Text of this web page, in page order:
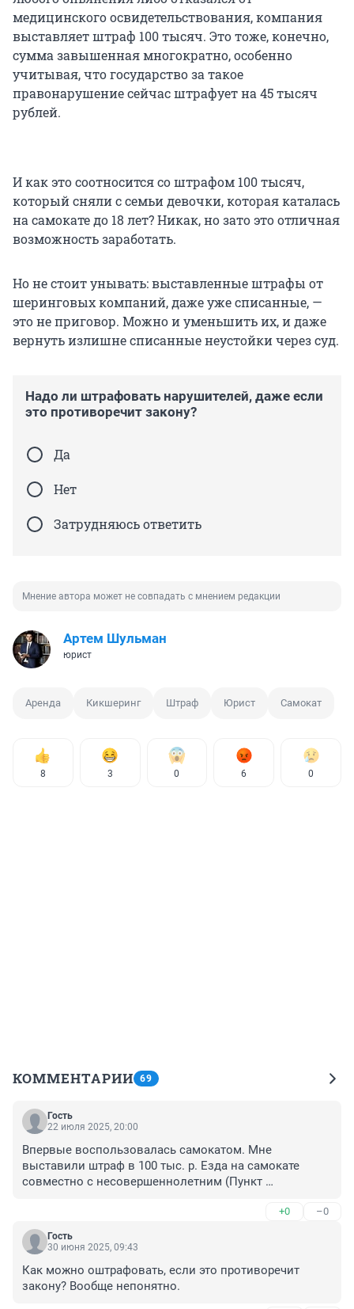
медицинского освидетельствования, компания
выставляет штраф 100 тысяч. Это тоже, конечно,
сумма завышенная многократно, особенно
учитывая, что государство за такое
правонарушение сейчас штрафует на 45 тысяч
рублей.
И как это соотносится со штрафом 100 тысяч,
который сняли с семьи девочки, которая каталась
на самокате до 18 лет? Никак, но зато это отличная
возможность заработать.
Но не стоит унывать: выставленные штрафы от
шеринговых компаний, даже уже списанные, —
это не приговор. Можно и уменьшить их, и даже
вернуть излишне списанные неустойки через суд.
Надо ли штрафовать нарушителей, даже если
это противоречит закону?
Да
Нет
Затрудняюсь ответить
Мнение автора может не совпадать с мнением редакции
Артем Шульман
юрист
Аренда Кикшеринг Штраф Юрист Самокат
8 3 0 6 0
КОММЕНТАРИИ 69
Гость
22 июля 2025, 20:00
Впервые воспользовалась самокатом. Мне
выставили штраф в 100 тыс. р. Езда на самокате
совместно с несовершеннолетним (Пункт
красный сигнал светофора, ребенок сидел на
самокате, я стояла одной ногой на земле, другой
поддерживала самокат. Кто-то сфотографировал
заявление в Яндекс о сомнительных доказательствах
и решении мирного урегулирования. Если нет, буду
+0 –0
Гость
30 июня 2025, 09:43
Как можно оштрафовать, если это противоречит
закону? Вообще непонятно.